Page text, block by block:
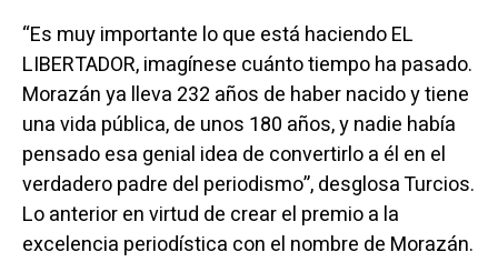
“Es muy importante lo que está haciendo EL
LIBERTADOR, imagínese cuánto tiempo ha pasado.
Morazán ya lleva 232 años de haber nacido y tiene
una vida pública, de unos 180 años, y nadie había
pensado esa genial idea de convertirlo a él en el
verdadero padre del periodismo”, desglosa Turcios.
Lo anterior en virtud de crear el premio a la
excelencia periodística con el nombre de Morazán.